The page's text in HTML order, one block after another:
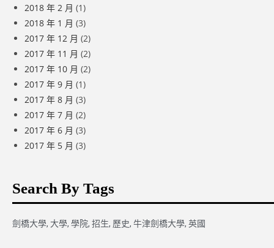
2018 年 2 月 (1)
2018 年 1 月 (3)
2017 年 12 月 (2)
2017 年 11 月 (2)
2017 年 10 月 (2)
2017 年 9 月 (1)
2017 年 8 月 (3)
2017 年 7 月 (2)
2017 年 6 月 (3)
2017 年 5 月 (3)
Search By Tags
劍橋大學, 大學, 學院, 招生, 歷史, 牛津劍橋大學, 英國